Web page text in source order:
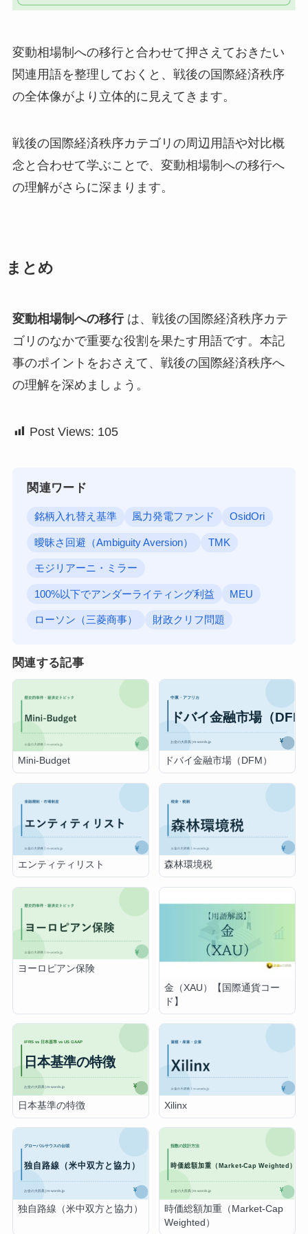
変動相場制への移行と合わせて押さえておきたい
関連用語を整理しておくと、戦後の国際経済秩序
の全体像がより立体的に見えてきます。
戦後の国際経済秩序カテゴリの周辺用語や対比概
念と合わせて学ぶことで、変動相場制への移行へ
の理解がさらに深まります。
まとめ
変動相場制への移行は、戦後の国際経済秩序カテ
ゴリのなかで重要な役割を果たす用語です。本記
事のポイントをおさえて、戦後の国際経済秩序へ
の理解を深めましょう。
Post Views: 105
関連ワード
銘柄入れ替え基準 風力発電ファンド OsidOri
曖昧さ回避（Ambiguity Aversion） TMK
モジリアーニ・ミラー
100%以下でアンダーライティング利益 MEU
ローソン（三菱商事） 財政クリフ問題
関連する記事
Mini-Budget ドバイ金融市場（DFM）
エンティティリスト 森林環境税
ヨーロピアン保険
金（XAU）【国際通貨コー
ド】
日本基準の特徴 Xilinx
独自路線（米中双方と協力）
時価総額加重（Market-Cap
Weighted）